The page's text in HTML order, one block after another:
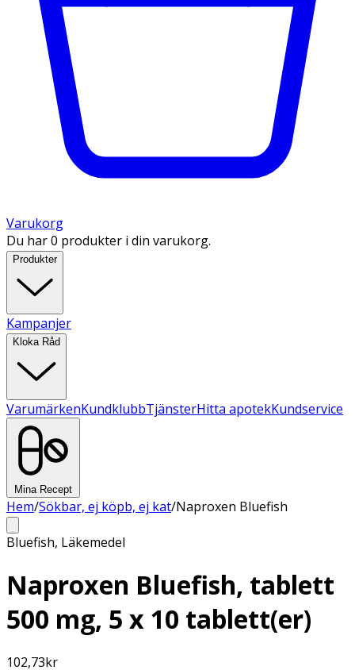
Varukorg
Du har 0 produkter i din varukorg.
Produkter
Kampanjer
Kloka Råd
VarumärkenKundklubbTjänsterHitta apotekKundservice
Mina Recept
Hem/Sökbar, ej köpb, ej kat/Naproxen Bluefish
Bluefish, Läkemedel
Naproxen Bluefish, tablett
500 mg, 5 x 10 tablett(er)
102,73kr